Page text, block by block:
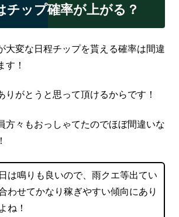
チップ確率が上がる？
大変な日程チップを貰える確率は間違
す！
りがとうと思って頂けるからです！
方々もおっしゃてたのでほぼ間違いな
は鳴りも良いので、雨クエ等出てい
わせてかなり稼ぎやすい傾向にあり
ね！